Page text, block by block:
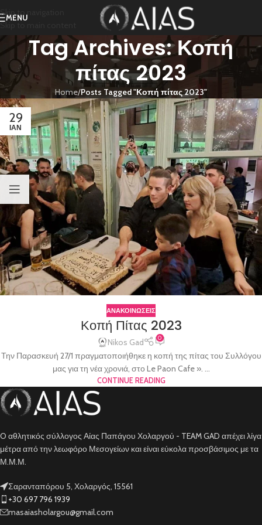
Skip to navigation
Skip to main content
MENU
Tag Archives: Κοπή
πίτας 2023
Home/Posts Tagged "Κοπή πίτας 2023"
29
ΙΑΝ
ΑΝΑΚΟΙΝΩΣΕΙΣ
Κοπή Πίτας 2023
Nikos Gad 0
Την Παρασκευή 27/1 πραγματοποιήθηκε η κοπή της πίτας του Συλλόγου
μας για τη νέα χρονιά, στο Le Paon Cafe ». ...
CONTINUE READING
O αθλητικός σύλλογος Αίας Παπάγου Χολαργού - TEAM GAD απέχει λίγα
μέτρα από την λεωφόρο Μεσογείων και είναι εύκολα προσβάσιμος με τα
Μ.Μ.Μ.
Σαρανταπόρου 5, Χολαργός, 15561
+30 697 796 1939
masaiasholargou@gmail.com